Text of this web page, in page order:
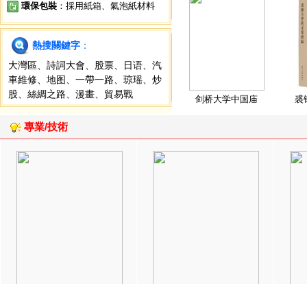
環保包裝 ：採用紙箱、氣泡紙材料
熱搜關鍵字 ：
大灣區
詩詞大會 股票 日语
汽
車維修
地图 一帶一路 琼瑶
炒
股
絲綢之路 漫畫 貿易戰 剑桥大学中国庙 裘
專業/技術